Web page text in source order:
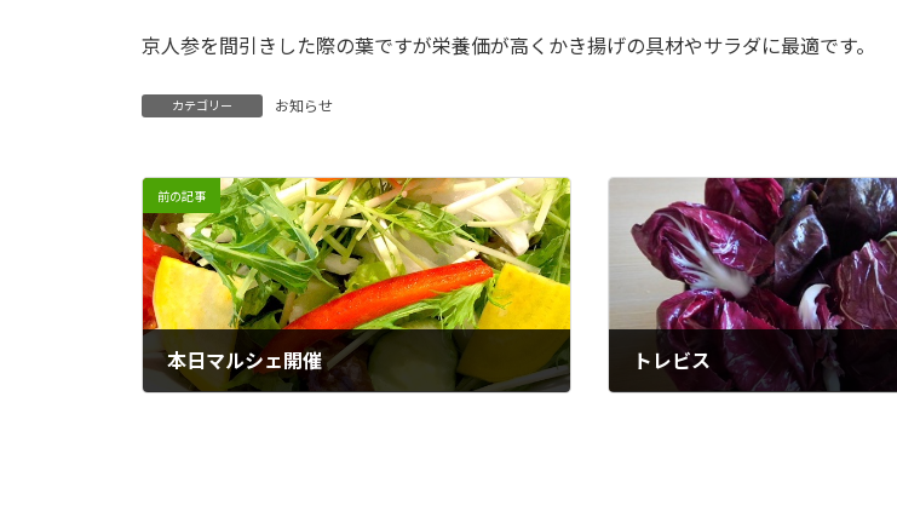
京人参を間引きした際の葉ですが栄養価が高くかき揚げの具材やサラダに最適です。
カテゴリー お知らせ
前の記事
本日マルシェ開催 トレビス